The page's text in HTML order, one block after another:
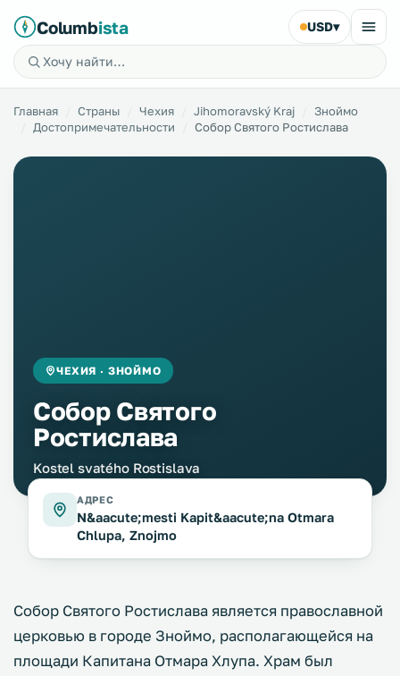
Columbista USD▾
Главная Страны Чехия Jihomoravský Kraj
Зноймо
Достопримечательности
Собор Святого Ростислава
ЧЕХИЯ · ЗНОЙМО
Собор Святого
Ростислава
Kostel svatého Rostislava
АДРЕС
N&aacute;mesti Kapit&aacute;na Otmara
Chlupa, Znojmo
Собор Святого Ростислава является православной
церковью в городе Зноймо, располагающейся на
площади Капитана Отмара Хлупа. Храм был